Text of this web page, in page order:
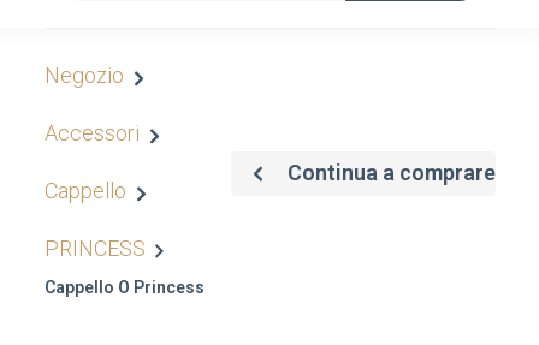
Negozio
Accessori
Cappello
PRINCESS
Cappello O Princess
Continua a comprare